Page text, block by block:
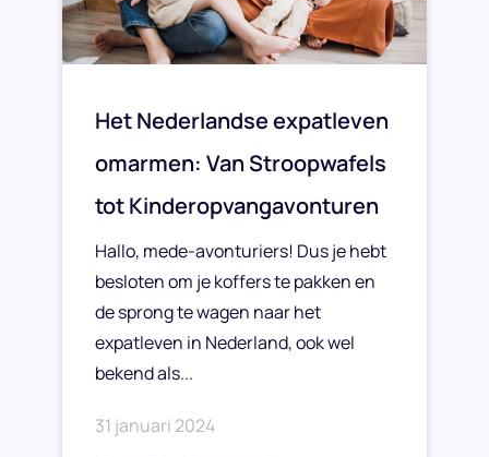
Het Nederlandse expatleven
omarmen: Van Stroopwafels
tot Kinderopvangavonturen
Hallo, mede-avonturiers! Dus je hebt
besloten om je koffers te pakken en
de sprong te wagen naar het
expatleven in Nederland, ook wel
bekend als...
31 januari 2024